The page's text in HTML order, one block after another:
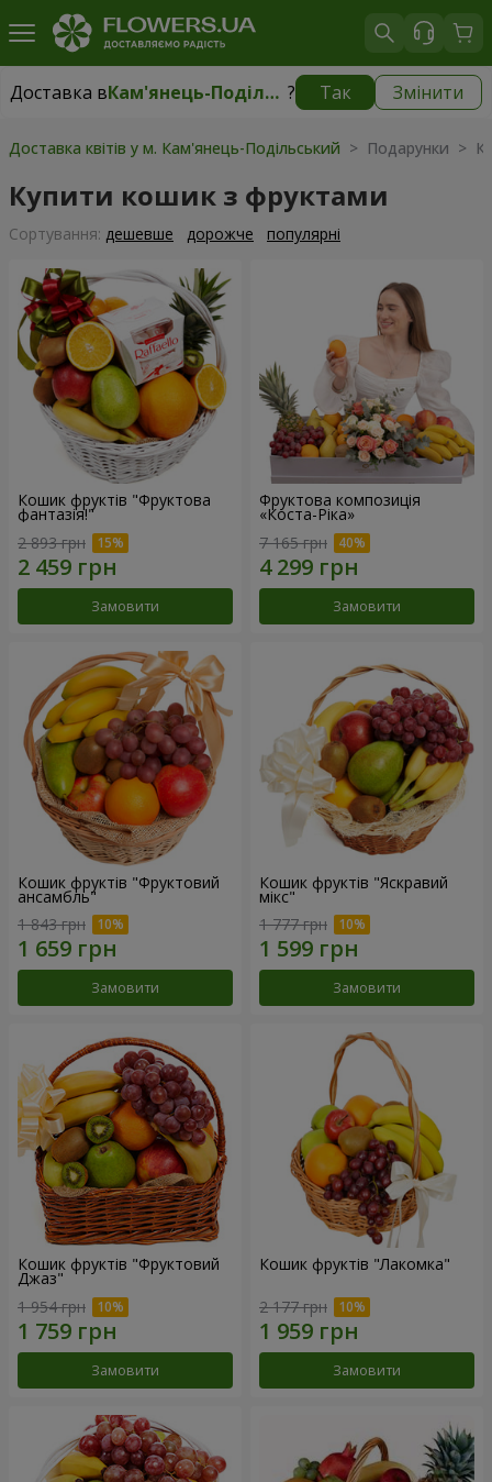
Доставка в Кам'янець-Подільський ? Так Змінити
Доставка вКам'янець-Подільський|безкоштовно
Доставка квітів у м. Кам'янець-Подільський > Подарунки >
Купити кошик з фруктами
Сортування: дешевше дорожче популярні
Кошик фруктів "Фруктова
фантазія!"
2 893 грн
Замовити
Фруктова композиція
«Коста-Ріка»
7 165 грн
Замовити
Кошик фруктів "Фруктовий
ансамбль"
1 843 грн
Замовити
Кошик фруктів "Яскравий
мікс"
1 777 грн
Замовити
Кошик фруктів "Фруктовий
Джаз"
1 954 грн
Замовити
Кошик фруктів "Лакомка"
2 177 грн
Замовити